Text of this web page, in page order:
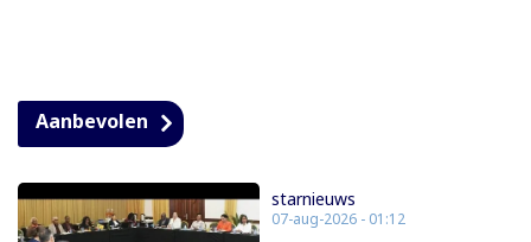
Aanbevolen
starnieuws
07-aug-2026 - 01:12